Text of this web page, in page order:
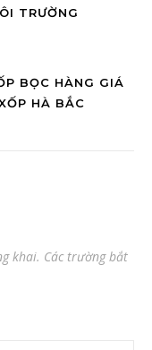
TRƯỜNG
BỌC HÀNG GIÁ
HÀ BẮC
khai. Các trường bắt